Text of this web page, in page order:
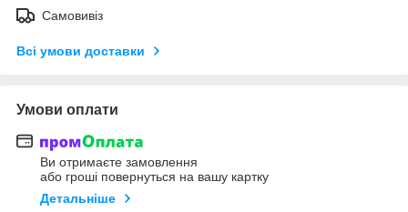
Самовивіз
Всі умови доставки
Умови оплати
Ви отримаєте замовлення
або гроші повернуться на вашу картку
Детальніше